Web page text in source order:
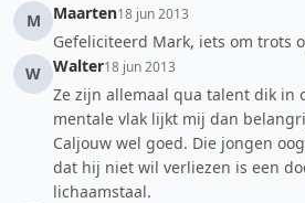
M
Maarten18 jun 2013
Gefeliciteerd Mark, iets om trots
W Walter18 jun 2013
Ze zijn allemaal qua talent dik in
mentale vlak lijkt mij dan
Caljouw wel goed. Die jongen
dat hij niet wil verliezen is een
lichaamstaal.